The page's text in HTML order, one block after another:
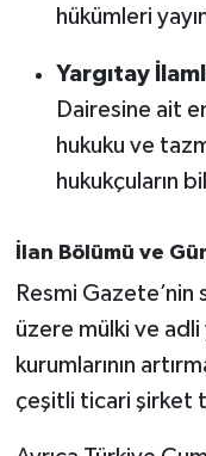
hükümleri
Yargıtay
Dairesine ait
hukuku ve
hukukçuların
İlan Bölümü ve
Resmi Gazete’nin
üzere mülki ve adli
kurumlarının
çeşitli ticari şirket